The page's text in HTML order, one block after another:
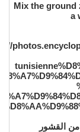
Mix the ground
a